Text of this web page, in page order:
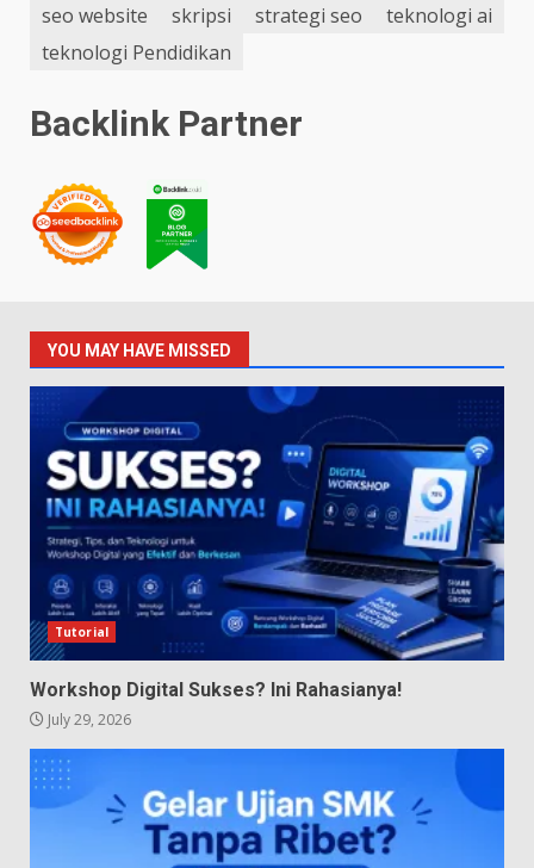
seo website
skripsi strategi seo
teknologi ai
teknologi Pendidikan
Backlink Partner
YOU MAY HAVE MISSED
Tutorial
Workshop Digital Sukses? Ini Rahasianya!
July 29, 2026